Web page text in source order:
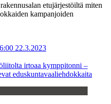
etujärjestöiltä miten
kampanjoiden
22.3.2023
irtoaa kymppitonni –
eduskuntavaaliehdokkaita